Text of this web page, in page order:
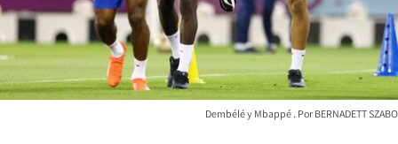
Dembélé y Mbappé BERNADETT SZABO